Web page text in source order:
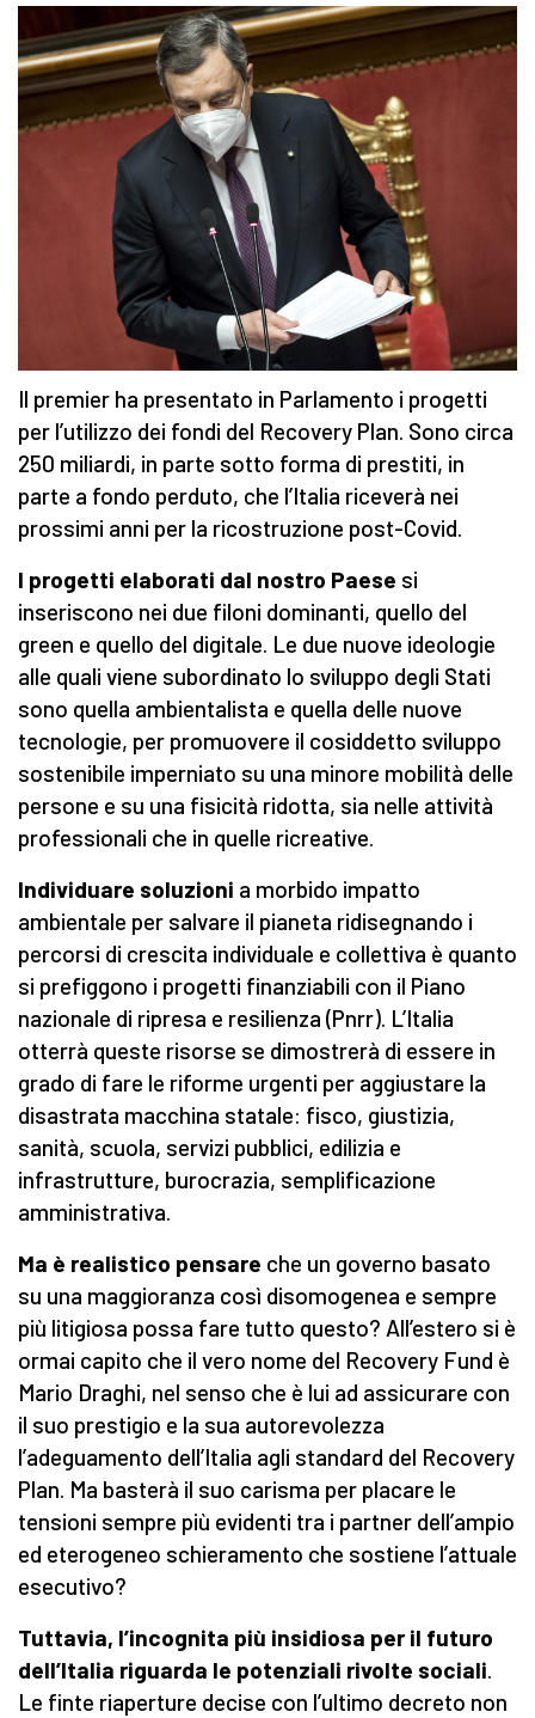
Il premier ha presentato in Parlamento i progetti
per l’utilizzo dei fondi del Recovery Plan. Sono circa
250 miliardi, in parte sotto forma di prestiti, in
parte a fondo perduto, che l’Italia riceverà nei
prossimi anni per la ricostruzione post-Covid.
I progetti elaborati dal nostro Paese si
inseriscono nei due filoni dominanti, quello del
green e quello del digitale. Le due nuove ideologie
alle quali viene subordinato lo sviluppo degli Stati
sono quella ambientalista e quella delle nuove
tecnologie, per promuovere il cosiddetto sviluppo
sostenibile imperniato su una minore mobilità delle
persone e su una fisicità ridotta, sia nelle attività
professionali che in quelle ricreative.
Individuare soluzioni a morbido impatto
ambientale per salvare il pianeta ridisegnando i
percorsi di crescita individuale e collettiva è quanto
si prefiggono i progetti finanziabili con il Piano
nazionale di ripresa e resilienza (Pnrr). L’Italia
otterrà queste risorse se dimostrerà di essere in
grado di fare le riforme urgenti per aggiustare la
disastrata macchina statale: fisco, giustizia,
sanità, scuola, servizi pubblici, edilizia e
infrastrutture, burocrazia, semplificazione
amministrativa.
Ma è realistico pensare che un governo basato
su una maggioranza così disomogenea e sempre
più litigiosa possa fare tutto questo? All’estero si è
ormai capito che il vero nome del Recovery Fund è
Mario Draghi, nel senso che è lui ad assicurare con
il suo prestigio e la sua autorevolezza
l’adeguamento dell’Italia agli standard del Recovery
Plan. Ma basterà il suo carisma per placare le
tensioni sempre più evidenti tra i partner dell’ampio
ed eterogeneo schieramento che sostiene l’attuale
esecutivo?
Tuttavia, l’incognita più insidiosa per il futuro
dell’Italia riguarda le potenziali rivolte sociali.
Le finte riaperture decise con l’ultimo decreto non